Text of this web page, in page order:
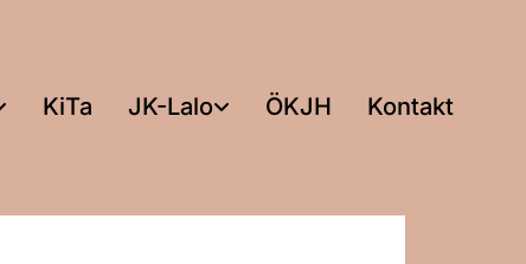
KiTa JK-Lalo ÖKJH Kontakt